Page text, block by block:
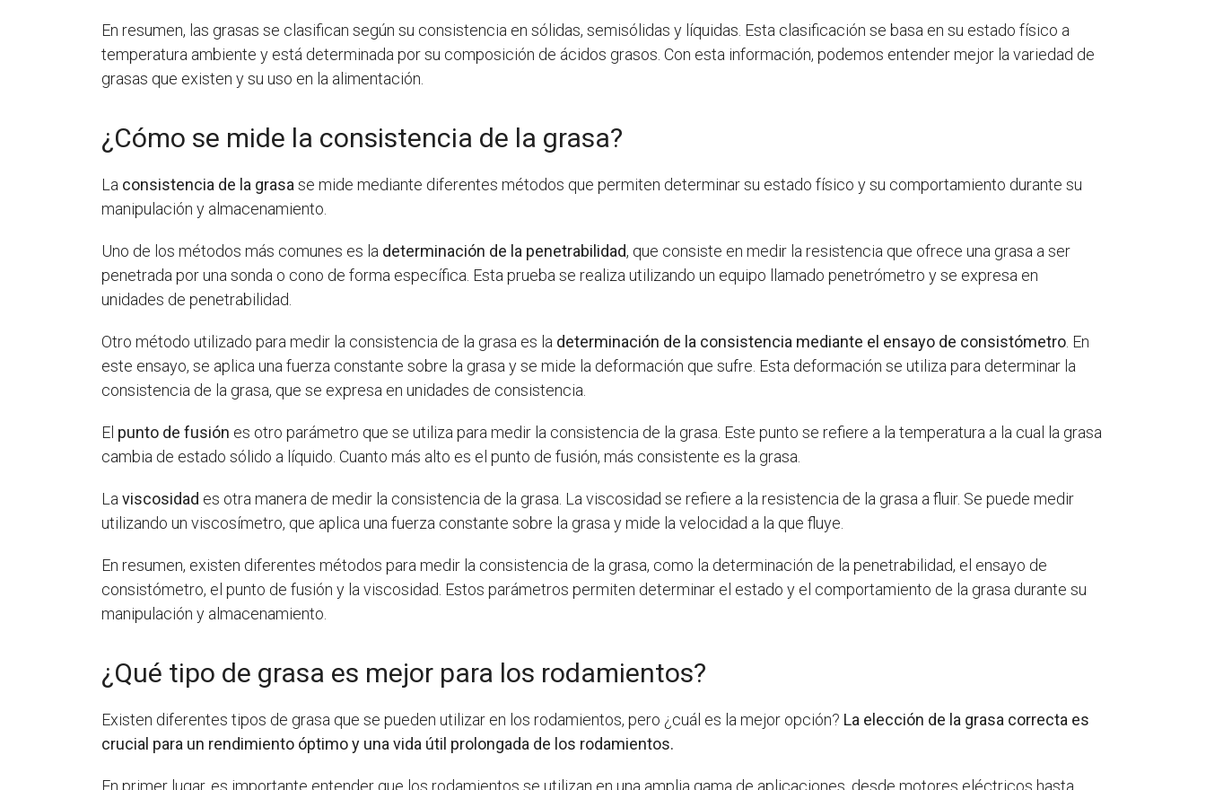
En resumen, las grasas se clasifican según su consistencia en sólidas, semisólidas y líquidas. Esta clasificación se basa en su estado físico a
temperatura ambiente y está determinada por su composición de ácidos grasos. Con esta información, podemos entender mejor la variedad de
grasas que existen y su uso en la alimentación.
¿Cómo se mide la consistencia de la grasa?
La consistencia de la grasa se mide mediante diferentes métodos que permiten determinar su estado físico y su comportamiento durante su
manipulación y almacenamiento.
Uno de los métodos más comunes es la determinación de la penetrabilidad, que consiste en medir la resistencia que ofrece una grasa a ser
penetrada por una sonda o cono de forma específica. Esta prueba se realiza utilizando un equipo llamado penetrómetro y se expresa en
unidades de penetrabilidad.
Otro método utilizado para medir la consistencia de la grasa es la determinación de la consistencia mediante el ensayo de consistómetro . En
este ensayo, se aplica una fuerza constante sobre la grasa y se mide la deformación que sufre. Esta deformación se utiliza para determinar la
consistencia de la grasa, que se expresa en unidades de consistencia.
El punto de fusión es otro parámetro que se utiliza para medir la consistencia de la grasa. Este punto se refiere a la temperatura a la cual la grasa
cambia de estado sólido a líquido. Cuanto más alto es el punto de fusión, más consistente es la grasa.
Laviscosidad es otra manera de medir la consistencia de la grasa. La viscosidad se refiere a la resistencia de la grasa a fluir. Se puede medir
utilizando un viscosímetro, que aplica una fuerza constante sobre la grasa y mide la velocidad a la que fluye.
En resumen, existen diferentes métodos para medir la consistencia de la grasa, como la determinación de la penetrabilidad, el ensayo de
consistómetro, el punto de fusión y la viscosidad. Estos parámetros permiten determinar el estado y el comportamiento de la grasa durante su
manipulación y almacenamiento.
¿Qué tipo de grasa es mejor para los rodamientos?
Existen diferentes tipos de grasa que se pueden utilizar en los rodamientos, pero ¿cuál es la mejor opción? La elección de la grasa correcta es
crucial para un rendimiento óptimo y una vida útil prolongada de los rodamientos.
En primer lugar, es importante entender que los rodamientos se utilizan en una amplia gama de aplicaciones, desde motores eléctricos hasta